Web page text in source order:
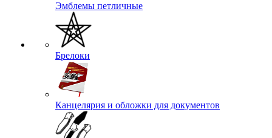
Эмблемы петличные
Брелоки
Канцелярия и обложки для документов